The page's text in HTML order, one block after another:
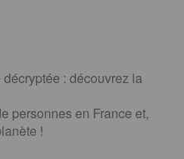
: découvrez la
personnes en France et,
!